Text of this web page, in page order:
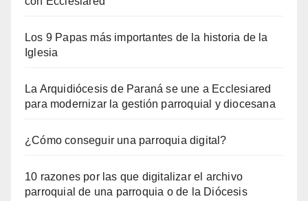
Los 9 Papas más importantes de la historia de la
Iglesia
La Arquidiócesis de Paraná se une a Ecclesiared
para modernizar la gestión parroquial y diocesana
¿Cómo conseguir una parroquia digital?
10 razones por las que digitalizar el archivo
parroquial de una parroquia o de la Diócesis